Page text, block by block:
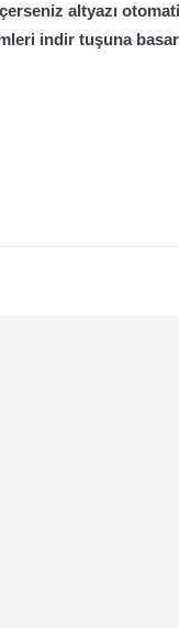
altyazı
indir tuşuna